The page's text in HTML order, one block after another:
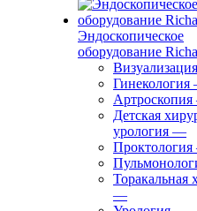
Эндоскопическое
оборудование
Визуализация
Гинекология
Артроскопия
Детская
урология —
Проктология
Торакальная
—